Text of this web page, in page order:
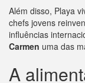
Além disso, Playa
chefs jovens
influências
Carmen uma das
A